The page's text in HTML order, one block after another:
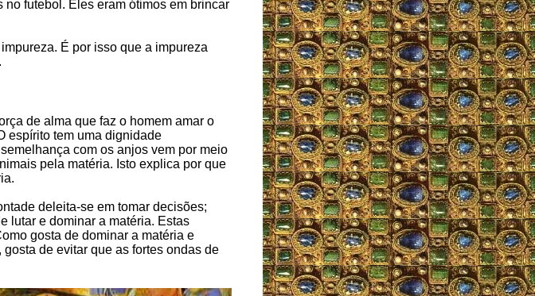
futebol. Eles eram ótimos em brincar
É por isso que a impureza
de alma que faz o homem amar o
espírito tem uma dignidade
com os anjos vem por meio
pela matéria. Isto explica por que
deleita-se em tomar decisões;
lutar e dominar a matéria. Estas
gosta de dominar a matéria e
de evitar que as fortes ondas de